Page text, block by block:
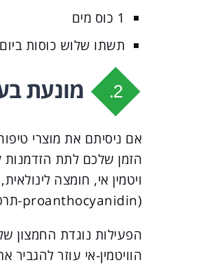
1 כוס מים
תשתו שלוש כוסות ביום במשך
2. מונעת
אם ניסיתם את מוצרי
ויטמין אי, חומצה
(proanthocyanidin-תרכובת של נוגדי חמצון המועילה במיוחד לחיזוק כלי הדם).
הוויטמין-אי עוזר